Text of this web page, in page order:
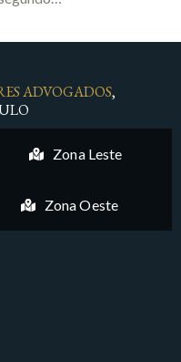
ADVOGADOS,
Zona Leste
Zona Oeste